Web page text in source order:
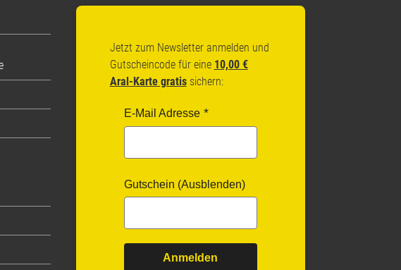
Jetzt zum Newsletter anmelden und
Gutscheincode für eine 10,00 €
Aral-Karte gratissichern:
E-Mail Adresse
Gutschein (Ausblenden)
Anmelden